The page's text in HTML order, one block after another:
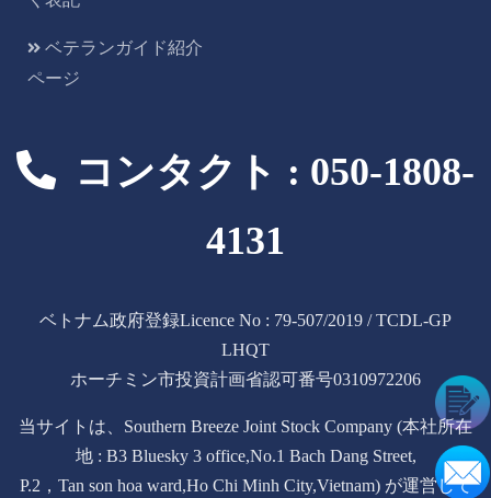
ベテランガイド紹介
ページ
コンタクト : 050-1808-
4131
ベトナム政府登録Licence No : 79-507/2019 / TCDL-GP
LHQT
ホーチミン市投資計画省認可番号0310972206
当サイトは、Southern Breeze Joint Stock Company (本社所在
地 : B3 Bluesky 3 office,No.1 Bach Dang Street,
P.2，Tan son hoa ward,Ho Chi Minh City,Vietnam) が運営して